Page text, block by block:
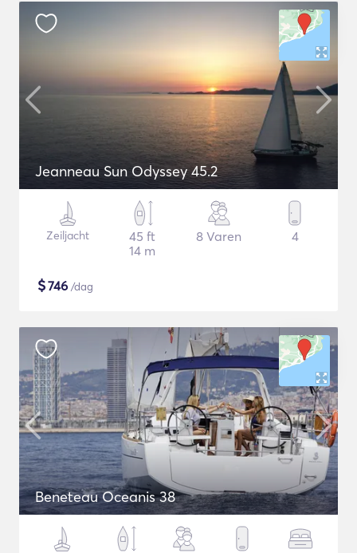
Jeanneau Sun Odyssey 45.2
Zeiljacht
45 ft
14 m
8 Varen 4
$746 /dag
Beneteau Oceanis 38